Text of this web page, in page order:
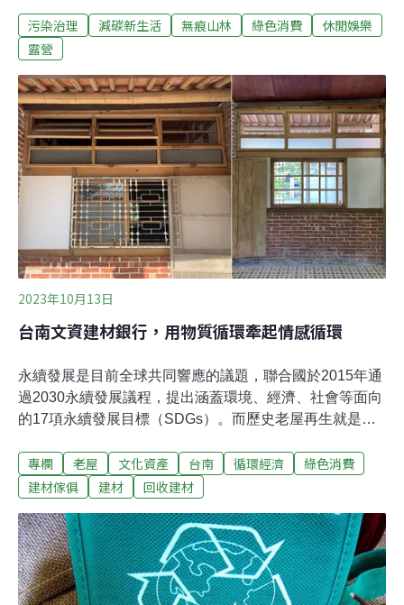
好多人都悶壞了，紛紛跑到山林吸收芬多精，露營逐漸成
為當紅的休閒方式。人們願意親近大自然當然是一件好
念融入露營文化中，變得更加重要了。近來開始有人提倡
「無痕露營」（Leave-No-Trace Camping）或「生態露
營」（Eco-Camping），並不是要限制人類上山，而是希
望把我們造成的影響降到最低，讓後來造訪的遊客，也可
以享受大自然的美好。想安排一趟綠色永續露營，一邊療
癒身心靈，又能一邊保護大自然的祕訣有哪些？祕訣一：
選擇更環保的出遊方式如果是搭乘燃油車，不妨透過共乘
或大眾運輸工具出遊。電動車和自行車也是低碳的選項，
可以幫助減少來回途中的
污染治理 減碳新生活 無痕山林 綠色消費
休閒娛樂
露營
2023年10月13日
台南文資建材銀行，用物質循環牽起情感循環
永續發展是目前全球共同響應的議題，聯合國於2015年通
過2030永續發展議程，提出涵蓋環境、經濟、社會等面向
的17項永續發展目標（SDGs）。而歷史老屋再生就是屬
整修階段使用舊建材，也符合「責任消費與生產」目標，
透過材料的循環，除減少廢物產生，也讓資源得以有效率
隨歐盟腳步，於2017年開辦，至今為全國唯一正常運作的
公辦建材銀行，造福了台南市文化資產、歷史老屋。台南
市文資建材銀行主持群也有參與筆者所處好舊好團隊的歷
史老屋輔導訪視，因此補助案例需要舊料時，可以有更順
專欄 老屋 文化資產 台南 循環經濟
綠色消費
建材傢俱
建材 回收建材